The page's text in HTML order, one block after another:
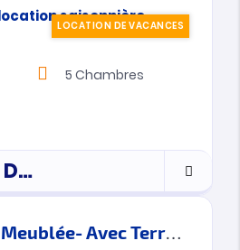
LOCATION DE VACANCES
5 Chambres
Dh
Une chambre Meublée- Avec Terrasse -Vue Sur Mer – Tanger